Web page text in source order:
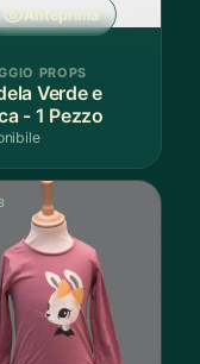
Anteprima
PROPS
Verde e
- 1 Pezzo